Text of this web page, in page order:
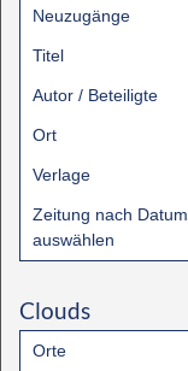
Neuzugänge
Titel
Autor / Beteiligte
Ort
Verlage
Zeitung nach Datum
auswählen
Clouds
Orte